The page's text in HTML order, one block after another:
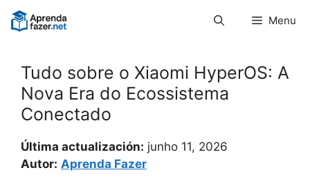
Pular
para
Menu
Tudo sobre o Xiaomi HyperOS: A
Nova Era do Ecossistema
Conectado
Última actualización: junho 11, 2026
Autor: Aprenda Fazer